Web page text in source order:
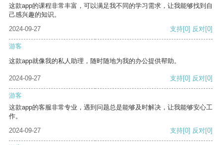
这款app的课程非常丰富，可以满足我不同的学习需求，让我能够找到自
己感兴趣的知识。
2024-09-27
支持[0] 反对[0]
游客
这款app就像我的私人助理，随时随地为我的办公提供帮助。
2024-09-27 支持[0] 反对[0]
游客
这款app的客服非常专业，遇到问题总是能够及时解决，让我能够安心工
作。
2024-09-27
支持[0] 反对[0]